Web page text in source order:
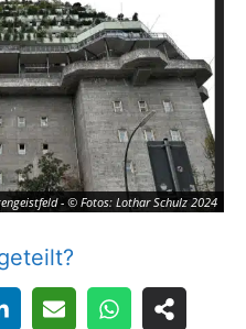
- © Fotos: Lothar Schulz 2024